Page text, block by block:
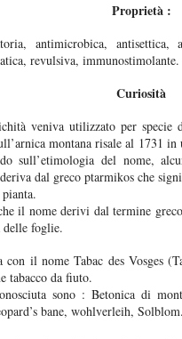
Proprietà :
antimicrobica, antisettica,
revulsiva, immunostimolante.
Curiosità
veniva utilizzato per
montana risale al 1731
sull’etimologia del nome,
dal greco ptarmikos che
il nome derivi dal termine
delle foglie.
il nome Tabac des Vosges
tabacco da fiuto.
sono : Betonica di
bane, wohlverleih, Solblom.